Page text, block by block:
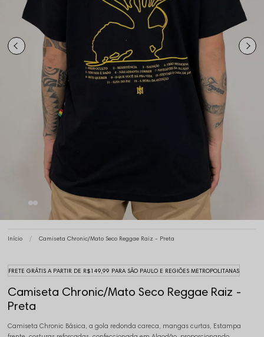
Início Camiseta Chronic/Mato Seco Reggae Raiz - Preta
FRETE GRÁTIS A PARTIR DE R$149,99 PARA SÃO PAULO E REGIÕES METROPOLITANAS
Camiseta Chronic/Mato Seco Reggae Raiz -
Preta
Camiseta Chronic Básica, a gola redonda careca, mangas curtas, Estampa